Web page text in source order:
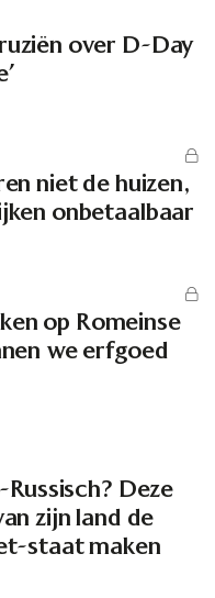
over D-Day
niet de huizen,
onbetaalbaar
op Romeinse
we erfgoed
Deze
zijn land de
staat maken